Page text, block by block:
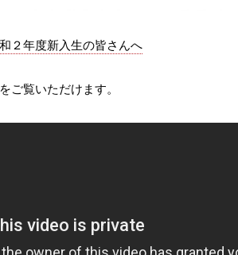
２年度新入生の皆さんへ
ご覧いただけます。